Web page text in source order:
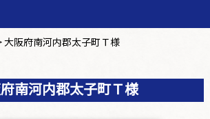
大阪府南河内郡太子町Ｔ様
南河内郡太子町Ｔ様